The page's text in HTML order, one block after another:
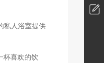
私人浴室提供
杯喜欢的饮